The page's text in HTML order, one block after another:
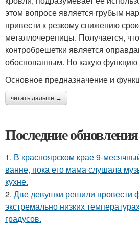
этом вопросе является грубым
привести к резкому снижению
металлочерепицы. Получается,
контробрешетки является
обоснованным. Но какую
Основное предназначение и
читать дальше →
Последние
1. В красноярском крае 9-
ванне, пока его мама слушала
кухне.
2. Две девушки решили провести
экстремально низких
градусов.